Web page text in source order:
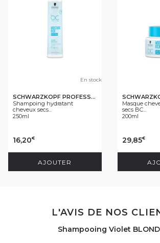
En stock
SCHWARZKOPF PROFESSIONAL
Shampoing hydratant
cheveux secs...
250ml
16,20€
AJOUTER
Masque
secs BC...
200ml
29,85€
L'AVIS DE NOS
Shampooing Violet